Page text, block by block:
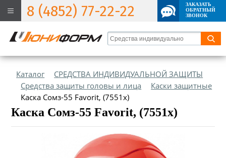
8 (4852) 77-22-22
ЗАКАЗАТЬ
ОБРАТНЫЙ
ЗВОНОК
Каталог
СРЕДСТВА ИНДИВИДУАЛЬНОЙ ЗАЩИТЫ
Средства защиты головы и лица
Каски защитные
Каска Сомз-55 Favorit, (7551х)
Каска Сомз-55 Favorit, (7551х)